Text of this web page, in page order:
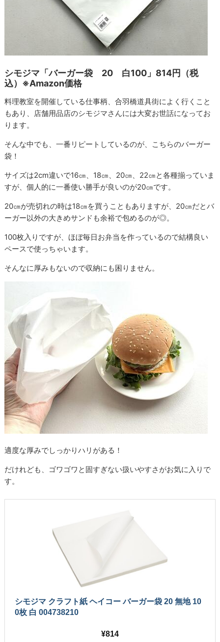
シモジマ「バーガー袋 20 白100」814円（税
込）※Amazon価格
料理教室を開催している仕事柄、合羽橋道具街によく行くこと
もあり、店舗用品店のシモジマさんには大変お世話になってお
ります。
そんな中でも、一番リピートしているのが、こちらのバーガー
袋！
サイズは2cm違いで16㎝、18㎝、20㎝、22㎝と各種揃っていま
すが、個人的に一番使い勝手が良いのが20㎝です。
20㎝が売切れの時は18㎝を買うこともありますが、20㎝だとバ
ーガー以外の大きめサンドも余裕で包めるのが◎。
100枚入りですが、ほぼ毎日お弁当を作っているので結構良い
ペースで使っちゃいます。
そんなに厚みもないので収納にも困りません。
適度な厚みでしっかりハリがある！
だけれども、ゴワゴワと固すぎない扱いやすさがお気に入りで
す。
シモジマ クラフト紙 ヘイコー バーガー袋 20 無地 10
0枚 白 004738210
814